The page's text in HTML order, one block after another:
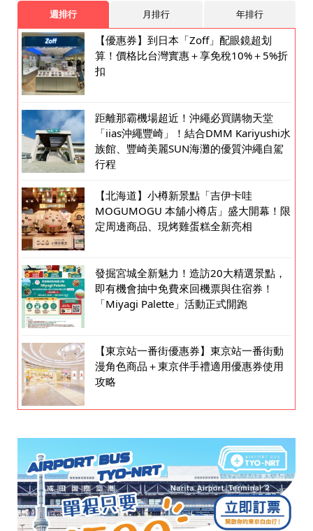
週排行 月排行 年排行
【優惠券】到日本「Zoff」配眼鏡超划
算！價格比台灣實惠＋享免稅10%＋5%折
扣
距離那霸機場超近！沖繩必買購物天堂
「iias沖繩豐崎」！結合DMM Kariyushi水
族館、豐崎美麗SUN海灘的優質沖繩自駕
行程
【北海道】小樽新景點「吉伊卡哇
MOGUMOGU 本舖小樽店」盛大開幕！限
定周邊商品、現烤雞蛋糕全新亮相
發掘宮城全新魅力！造訪20大精選景點，
即有機會抽中免費來回機票與住宿券！
「Miyagi Palette」活動正式開跑
【東京站一番街優惠券】東京站一番街動
漫角色商品＋東京伴手禮適用優惠券使用
攻略